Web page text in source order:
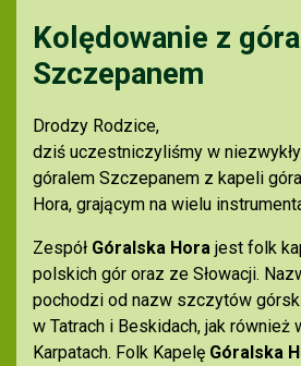
Kolędowanie z
Szczepanem
Drodzy Rodzice,
dziś uczestniczyliśmy w
góralem Szczepanem z kapeli
Hora, grającym na wielu
Zespół Góralska Hora jest folk
polskich gór oraz ze Słowacji.
pochodzi od nazw szczytów
w Tatrach i Beskidach, jak również
Karpatach. Folk Kapelę Góralska